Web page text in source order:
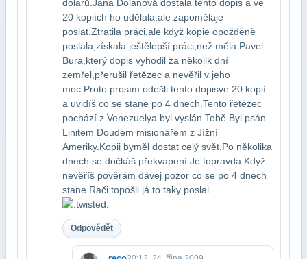
dolarů.Jana Dolanová dostala tento dopis a ve
20 kopiích ho udělala,ale zapoměla​je
poslat.Ztratila práci,ale když kopie opožděně
poslala,získala ještě​lepší práci,než měla.Pavel
Bura,který dopis vyhodil za několik dní​
zemřel,přerušil řetězec a nevěřil v jeho
moc.Proto prosím odešli tento dopis​ve 20 kopií
a uvidíš co se stane po 4 dnech.Tento řetězec
pochází z Venezuely​a byl vyslán Tobě.Byl psán
Linitem Doudem misionářem z Jížní
Ameriky.Kopii by​měl dostat celý svět.Po několika
dnech se dočkáš překvapení.Je to​pravda.Když
nevěříš pověrám dávej pozor co se po 4 dnech
stane.Rači to​pošli já to taky poslal
Odpovědět